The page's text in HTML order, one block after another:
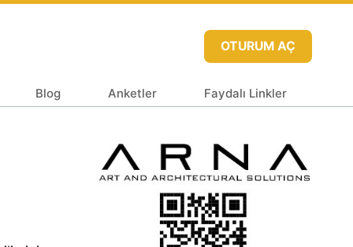
OTURUM AÇ
Blog Anketler Faydalı Linkler